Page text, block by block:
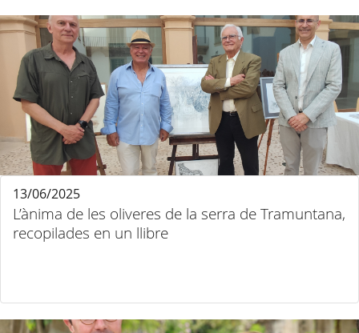
L’ànima de les oliveres de la serra de Tramuntana,
recopilades en un llibre
13/06/2025